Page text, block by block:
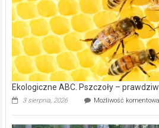
Ekologiczne ABC. Pszczoły –
3 sierpnia, 2026 Możliwość